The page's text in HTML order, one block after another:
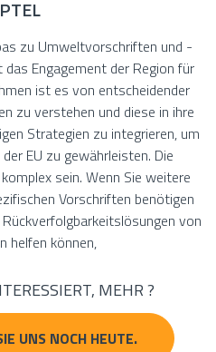
zu Umweltvorschriften und -
Engagement der Region für
ist es von entscheidender
zu verstehen und diese in ihre
Strategien zu integrieren, um
EU zu gewährleisten. Die
sein. Wenn Sie weitere
Vorschriften benötigen
von
helfen können,
MEHR ?
UNS NOCH HEUTE.